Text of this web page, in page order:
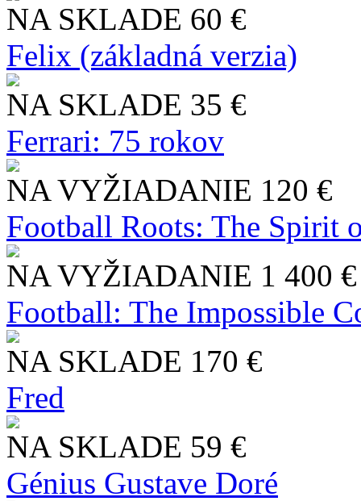
NA SKLADE 60 €
Felix (základná verzia)
NA SKLADE 35 €
Ferrari: 75 rokov
NA VYŽIADANIE 120 €
Football Roots: The Spirit
NA VYŽIADANIE 1 400 €
Football: The Impossible
NA SKLADE 170 €
Fred
NA SKLADE 59 €
Génius Gustave Doré